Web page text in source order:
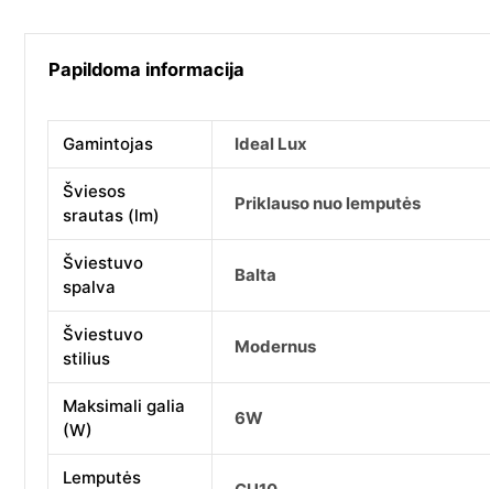
Papildoma informacija
Gamintojas Ideal Lux
Šviesos
srautas (lm)
Priklauso nuo lemputės
Šviestuvo
spalva
Balta
Šviestuvo
stilius
Modernus
Maksimali galia
(W)
6W
Lemputės